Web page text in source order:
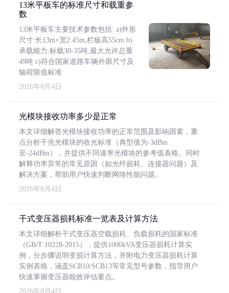
13米平板车的标准尺寸和载重参
数
13米平板车主要技术参数包括: a)外形
尺寸:长13m×宽2.45m,栏板高55cm b)
承载能力:标载30-35吨,最大允许总重
49吨 c)符合国家道路车辆外廓尺寸及
轴荷限值标准
2026年8月4日
光模块接收功率多少是正常
本文详细解答光模块接收功率的正常范围及影响因素，重
点分析千兆光模块的收光标准（典型值为-3dBm
至-24dBm），并提供不同速率光模块的参考值表格。同时
解释功率异常的常见原因（如光纤损耗、连接器问题）及
解决方案，帮助用户快速判断网络性能问题。
2026年8月4日
干式变压器损耗标准一览表及计算方法
本文详细解析干式变压器空载损耗、负载损耗的国家标准
（GB/T 10228-2015），提供1000kVA变压器损耗计算实
例，分步骤说明变损计算方法，并附电力变压器损耗计算
实例表格，涵盖SCB10/SCB13等常见型号参数，指导用户
快速掌握变压器能效评估要点。
2026年8月4日